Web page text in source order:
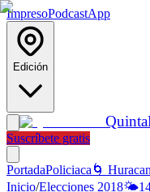
ImpresoPodcastApp
Edición
Quinta
Suscríbete gratis
PortadaPoliciaca 🌀
Inicio/Elecciones 2018🌤️